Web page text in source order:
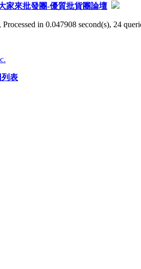
家來批發團-優質批貨團論壇
, Processed in 0.047908 second(s), 24
表